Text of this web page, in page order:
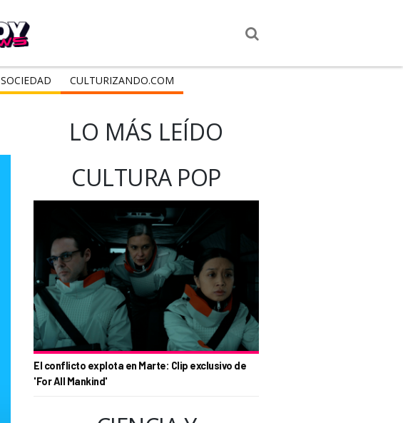
SOCIEDAD CULTURIZANDO.COM
LO MÁS LEÍDO
CULTURA POP
El conflicto explota en Marte: Clip exclusivo de
'For All Mankind'